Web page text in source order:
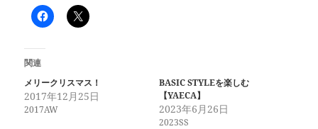
関連
メリークリスマス！
2017年12月25日
2017AW
BASIC STYLEを楽しむ
【YAECA】
2023年6月26日
2023SS